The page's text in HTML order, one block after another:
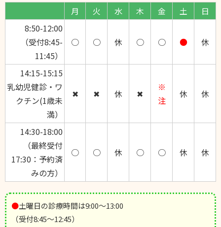
月 火 水 木 金 土
日
8:50-12:00
（受付8:45-
11:45）
○ ○ 休 ○ ○ ● 休
14:15-15:15
乳幼児健診・ワ
クチン(1歳未
満）
✖ ✖ 休 ✖
※
注
休 休
14:30-18:00
（最終受付
17:30：予約済
みの方）
○ ○ 休 ○ ○ 休 休
●土曜日の診療時間は9:00～13:00
（受付8:45～12:45）